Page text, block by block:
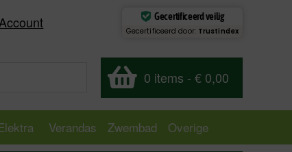
Gecertificeerd veilig
Gecertificeerd door: Trustindex
0 items - € 0,00
Verandas Zwembad
Overige